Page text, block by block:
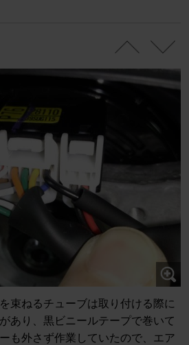
束ねるチューブは取り付ける際に
あり、黒ビニールテープで巻いて
も外さず作業していたので、エア